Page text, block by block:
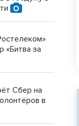
«Битва за
Сбер на
в